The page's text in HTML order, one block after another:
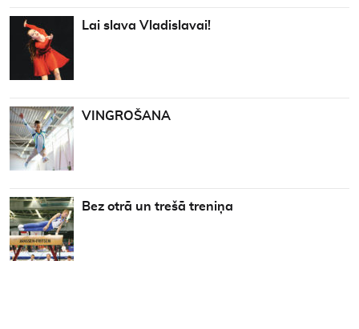
Lai slava Vladislavai!
VINGROŠANA
Bez otrā un trešā treniņa